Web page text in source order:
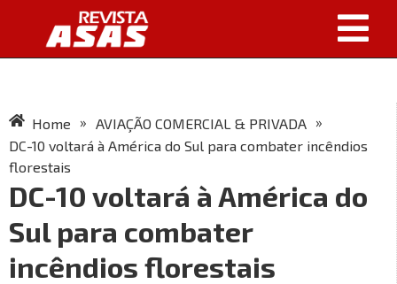
Home » AVIAÇÃO COMERCIAL & PRIVADA »
DC-10 voltará à América do Sul para combater incêndios
florestais
DC-10 voltará à América do
Sul para combater
incêndios florestais